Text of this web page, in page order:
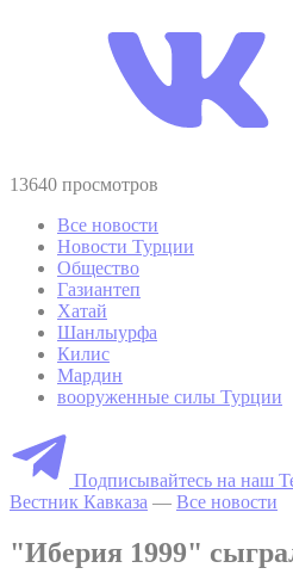
13640 просмотров
Все новости
Новости Турции
Общество
Газиантеп
Хатай
Шанлыурфа
Килис
Мардин
вооруженные силы Турции
Подписывайтесь на наш
Вестник Кавказа — Все новости
"Иберия 1999"